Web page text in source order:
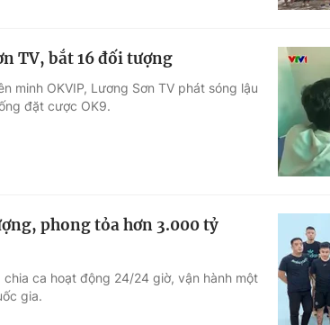
Giải sao mai
Tuyển sinh
Tư
TV, bắt 16 đối tượng
minh OKVIP, Lương Sơn TV phát sóng lậu
đặt cược OK9.
phong tỏa hơn 3.000 tỷ
ca hoạt động 24/24 giờ, vận hành một
gia.